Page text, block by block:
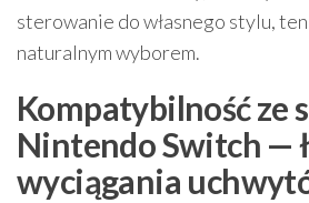
sterowanie do własnego stylu,
naturalnym wyborem.
Kompatybilność ze
Nintendo Switch —
wyciągania